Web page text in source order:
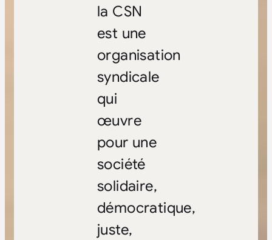
la CSN
est une
organisation
syndicale
qui
œuvre
pour une
société
solidaire,
démocratique,
juste,